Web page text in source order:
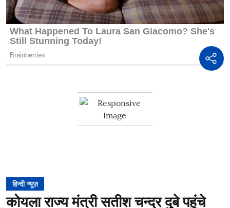
हिन्दी न्यूज़
कोयला राज्य मंत्री सतीश चन्द्र दुबे पहुंचे